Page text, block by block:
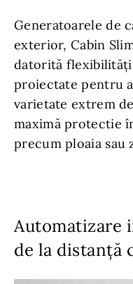
Generatoarele de
exterior, Cabin
datorită
proiectate pentru
varietate extrem
maximă protectie
precum ploaia sau
Automatizare
de la distanță